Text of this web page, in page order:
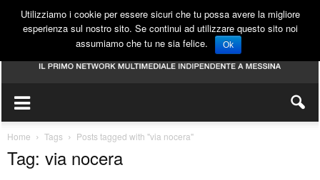
Home Tags Posts tagged with "via nocera"
Tag: via nocera
Utilizziamo i cookie per essere sicuri che tu possa avere la migliore
esperienza sul nostro sito. Se continui ad utilizzare questo sito noi
assumiamo che tu ne sia felice.
Ok